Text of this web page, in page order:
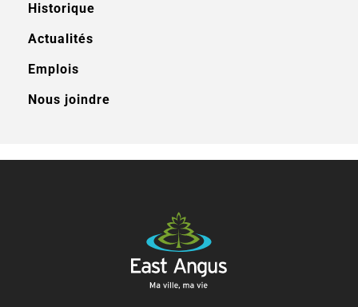
Historique
Actualités
Emplois
Nous joindre